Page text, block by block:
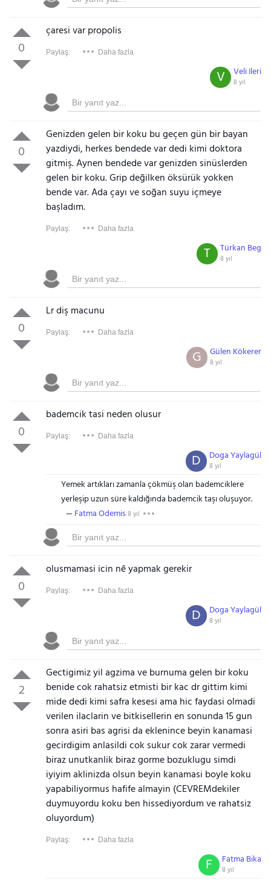
0
çaresi var propolis
Paylaş: Daha fazla
Veli Ileri
8 yıl
V
0
Genizden gelen bir koku bu geçen gün bir bayan
yazdiydi, herkes bendede var dedi kimi doktora
gitmiş. Aynen bendede var genizden sinüslerden
gelen bir koku. Grip değilken öksürük yokken
bende var. Ada çayı ve soğan suyu içmeye
başladım.
Paylaş: Daha fazla
Türkan Beg
8 yıl
T
0
Lr diş macunu
Paylaş: Daha fazla
Gülen Kökerer
8 yıl
G
0
bademcik tasi neden olusur
Paylaş: Daha fazla
Doga Yaylagül
8 yıl
D
Yemek artıkları zamanla çökmüş olan bademciklere
yerleşip uzun süre kaldığında bademcik taşı oluşuyor.
Fatma Odemis8 yıl
0
olusmamasi icin nê yapmak gerekir
Paylaş: Daha fazla
Doga Yaylagül
8 yıl
D
2
Gectigimiz yil agzima ve burnuma gelen bir koku
benide cok rahatsiz etmisti bir kac dr gittim kimi
mide dedi kimi safra kesesi ama hic faydasi olmadi
verilen ilaclarin ve bitkisellerin en sonunda 15 gun
sonra asiri bas agrisi da eklenince beyin kanamasi
gecirdigim anlasildi cok sukur cok zarar vermedi
biraz unutkanlik biraz gorme bozuklugu simdi
iyiyim aklinizda olsun beyin kanamasi boyle koku
yapabiliyormus hafife almayin (CEVREMdekiler
duymuyordu koku ben hissediyordum ve rahatsiz
oluyordum)
Paylaş: Daha fazla
Fatma Bika
8 yıl
F
Gezinti Menüsü